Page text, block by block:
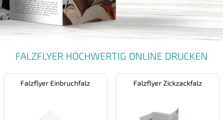
FALZFLYER HOCHWERTIG ONLINE DRUCKEN
Falzflyer Einbruchfalz Falzflyer Zickzackfalz